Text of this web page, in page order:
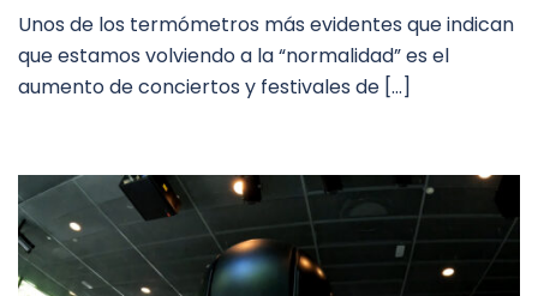
Unos de los termómetros más evidentes que indican
que estamos volviendo a la “normalidad” es el
aumento de conciertos y festivales de […]